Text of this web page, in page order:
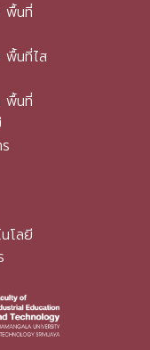
พื้นที่
พื้นที่ไส
พื้นที่
โลยี